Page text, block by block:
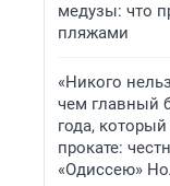
медузы: что
пляжами
«Никого
чем главный
года,
прокате:
«Одиссею»